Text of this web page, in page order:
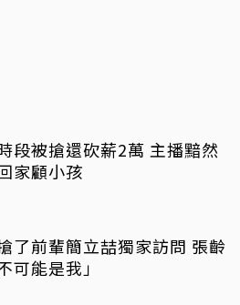
被搶還砍薪2萬 主播黯然
家顧小孩
了前輩簡立喆獨家訪問 張齡
可能是我」